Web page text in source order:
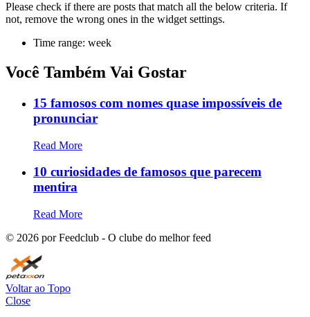
Please check if there are posts that match all the below criteria. If
not, remove the wrong ones in the widget settings.
Time range: week
Você Também Vai Gostar
15 famosos com nomes quase impossíveis de
pronunciar
Read More
10 curiosidades de famosos que parecem
mentira
Read More
© 2026 por Feedclub - O clube do melhor feed
Voltar ao Topo
Close